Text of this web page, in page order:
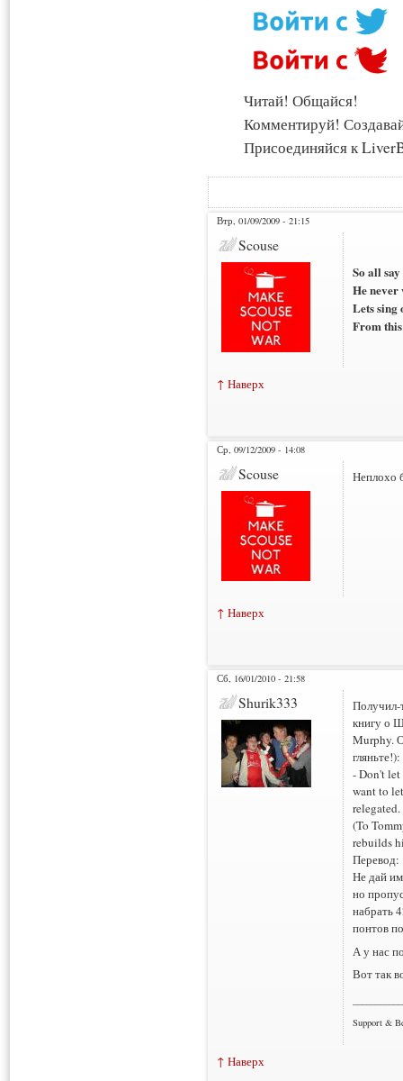
Читай! Общайся!
Комментируй!
Присоединяйся к
Втр, 01/09/2009 - 21:15
Scouse
So all
He never
Lets sing
From
↑ Наверх
Ср, 09/12/2009 - 14:08
Scouse Неплохо
↑ Наверх
Сб, 16/01/2010 - 21:58
Shurik333
Получил-
книгу о
Murphy.
гляньте!):
- Don't let
want to
(To
rebuilds
Перевод:
Не дай
но
набрать
понтов
А у нас
Вот так
Support &
↑ Наверх